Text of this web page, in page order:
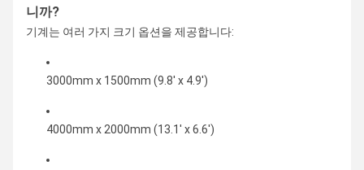
저
전
20000W / 30000W
레
스
맥스 / 레이쿠스 / IPG / 보키 / BWT
니까?
기계는 여러 가지 크기 옵션을 제공합니다:
3000mm x 1500mm (9.8' x 4.9')
4000mm x 2000mm (13.1' x 6.6')